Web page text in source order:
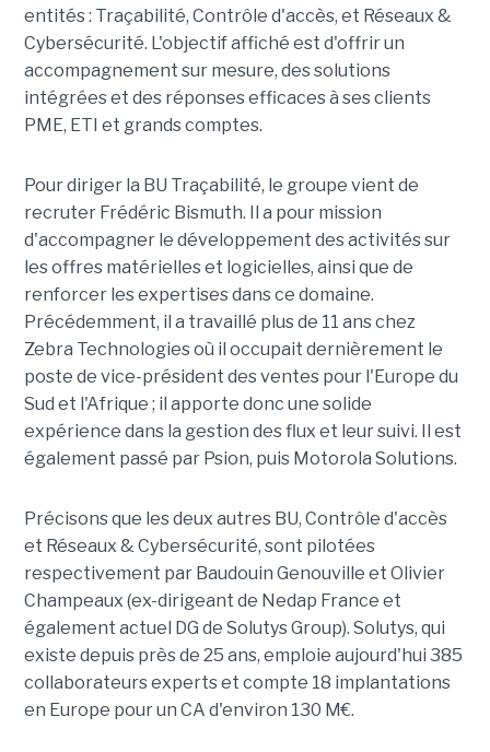
entités : Traçabilité, Contrôle d'accès, et Réseaux &
Cybersécurité. L'objectif affiché est d'offrir un
accompagnement sur mesure, des solutions
intégrées et des réponses efficaces à ses clients
PME, ETI et grands comptes.
Pour diriger la BU Traçabilité, le groupe vient de
recruter Frédéric Bismuth. Il a pour mission
d'accompagner le développement des activités sur
les offres matérielles et logicielles, ainsi que de
renforcer les expertises dans ce domaine.
Précédemment, il a travaillé plus de 11 ans chez
Zebra Technologies où il occupait dernièrement le
poste de vice-président des ventes pour l'Europe du
Sud et l'Afrique ; il apporte donc une solide
expérience dans la gestion des flux et leur suivi. Il est
également passé par Psion, puis Motorola Solutions.
Précisons que les deux autres BU, Contrôle d'accès
et Réseaux & Cybersécurité, sont pilotées
respectivement par Baudouin Genouville et Olivier
Champeaux (ex-dirigeant de Nedap France et
également actuel DG de Solutys Group). Solutys, qui
existe depuis près de 25 ans, emploie aujourd'hui 385
collaborateurs experts et compte 18 implantations
en Europe pour un CA d'environ 130 M€.